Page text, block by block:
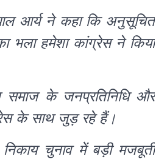
आर्य ने कहा कि अनुसूचित
भला हमेशा कांग्रेस ने किया
समाज के जनप्रतिनिधि और
के साथ जुड़ रहे हैं।
चुनाव में बड़ी मजबूती